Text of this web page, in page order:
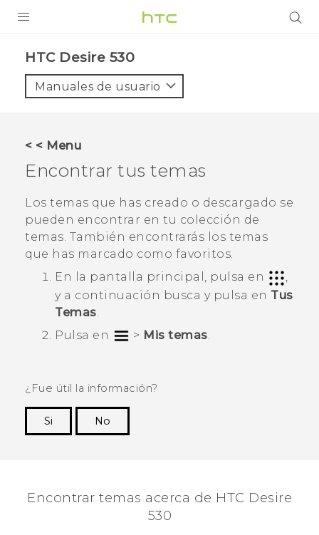
VIVE
AYUDA
Dispositivos y accesorios HTC
Iniciar sesión
HTC Desire 530‎
Manuales de usuario
< < Menu
Encontrar tus temas
Los temas que has creado o descargado se
pueden encontrar en tu colección de
temas. También encontrarás los temas
que has marcado como favoritos.
En la pantalla principal , pulsa en
,
y a continuación busca y pulsa en Tus
Temas
Pulsa en
> Mis temas
¿Fue útil la información?
Si
No
Encontrar temas acerca de HTC Desire
530